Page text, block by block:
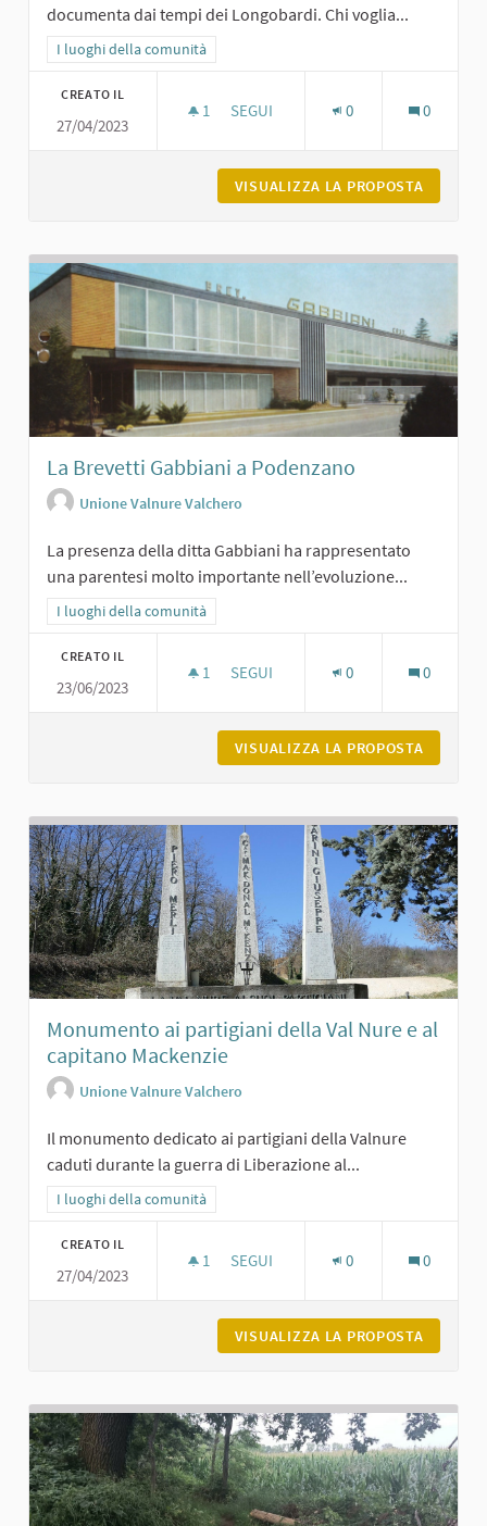
documenta dai tempi dei Longobardi. Chi voglia...
Filtra i risultati per categoria: I luoghi della comunità
I luoghi della comunità
CREATO IL
27/04/2023
1 1 SOSTENITORI
SEGUI 0 0
VISUALIZZA LA PROPOSTA
La Brevetti Gabbiani a Podenzano
Unione Valnure Valchero
La presenza della ditta Gabbiani ha rappresentato
una parentesi molto importante nell’evoluzione...
Filtra i risultati per categoria: I luoghi della comunità
I luoghi della comunità
CREATO IL
23/06/2023
1 1 SOSTENITORI
SEGUI 0 0
VISUALIZZA LA PROPOSTA
Monumento ai partigiani della Val Nure e al
capitano Mackenzie
Unione Valnure Valchero
Il monumento dedicato ai partigiani della Valnure
caduti durante la guerra di Liberazione al...
Filtra i risultati per categoria: I luoghi della comunità
I luoghi della comunità
CREATO IL
27/04/2023
1 1 SOSTENITORI
SEGUI 0 0
VISUALIZZA LA PROPOSTA